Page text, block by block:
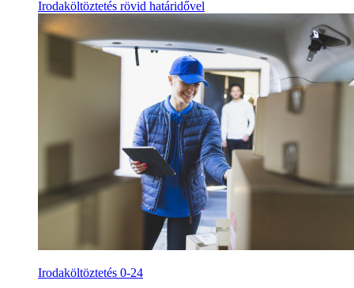
Irodaköltöztetés rövid határidővel
Irodaköltöztetés 0-24